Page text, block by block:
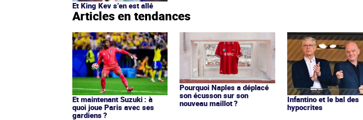
Et King Kev s’en est allé
Articles en tendances
Et maintenant Suzuki : à
quoi joue Paris avec ses
gardiens ?
Pourquoi Naples a déplacé
son écusson sur son
nouveau maillot ?
Infantino et le bal des
hypocrites